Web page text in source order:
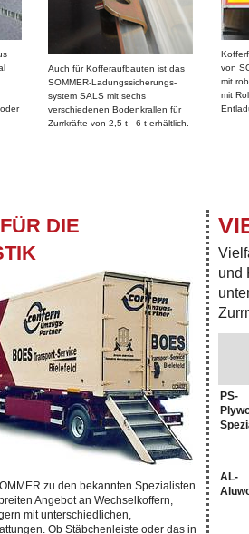
Auch für Kofferaufbauten ist das
SOMMER-Ladungssicherungs-
system SALS mit sechs
verschiedenen Bodenkrallen für
Zurrkräfte von 2,5 t - 6 t erhältlich.
von
mit
mit
DIE
zu den bekannten Spezialisten
Angebot an Wechselkoffern,
mit unterschiedlichen,
Ob Stäbchenleiste oder das in
und
PS-
AL-